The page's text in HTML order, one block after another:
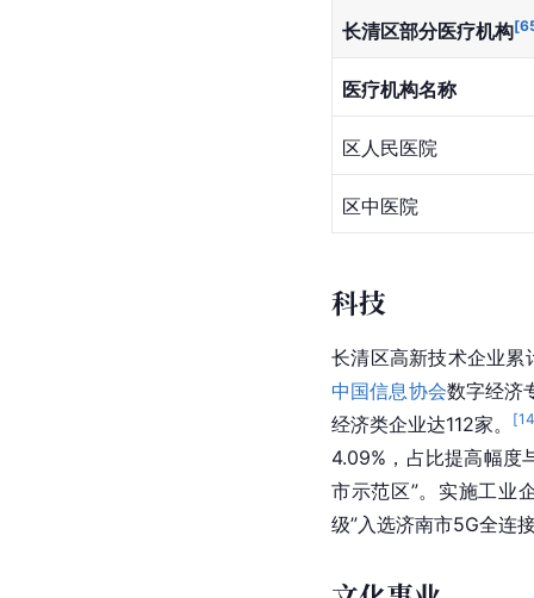
长清区部分医疗机构[
医疗机构名称
区人民医院
区中医院
科技
长清区高新技术企业累
中国信息协会数字经济
经济类企业达112家。
[
4.09%，占比提高幅度
市示范区”。实施工业
级”入选济南市5G全连